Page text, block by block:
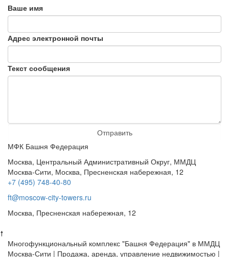
Ваше имя
Адрес электронной почты
Текст сообщения
Отправить
МФК Башня Федерация
Москва, Центральный Административный Округ, ММДЦ
Москва-Сити, Москва, Пресненская набережная, 12
+7 (495) 748-40-80
ft@moscow-city-towers.ru
Москва, Пресненская набережная, 12
🠕
Многофункциональный комплекс "Башня Федерация" в ММДЦ
Москва-Сити | Продажа, аренда, управление недвижимостью |